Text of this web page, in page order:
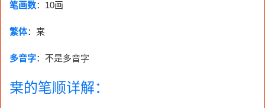
笔画数： 10画
繁体：枽
多音字：不是多音字
枽的笔顺详解：